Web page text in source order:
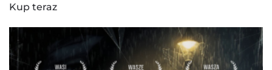
Kup teraz